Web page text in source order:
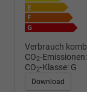
Verbrauch
CO2-Emissionen:
CO2-Klasse: G
Download